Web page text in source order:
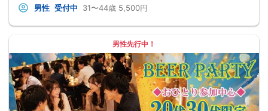
男性 受付中 31〜44歳 5,500円
男性先行中！